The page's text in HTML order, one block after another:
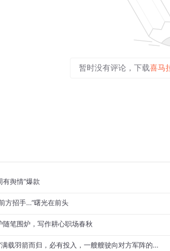
暂时没有评论，下载喜马
有舆情“爆款
方招手…”曙光在前头
随笔围炉，写作耕心职场春秋
想“借得”满载羽箭而归，必有投入，一艘艘驶向对方军阵的列船